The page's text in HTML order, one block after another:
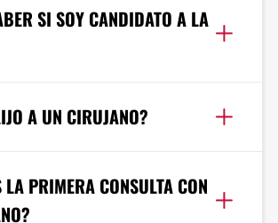
SI SOY CANDIDATO A LA
A UN CIRUJANO?
LA PRIMERA CONSULTA CON